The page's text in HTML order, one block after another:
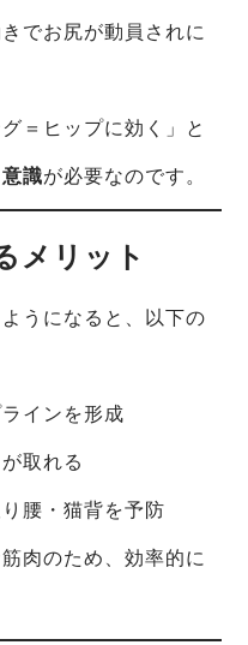
きでお尻が動員されに
＝ヒップに効く」と
識が必要なのです。
メリット
うになると、以下の
インを形成
取れる
腰・猫背を予防
肉のため、効率的に